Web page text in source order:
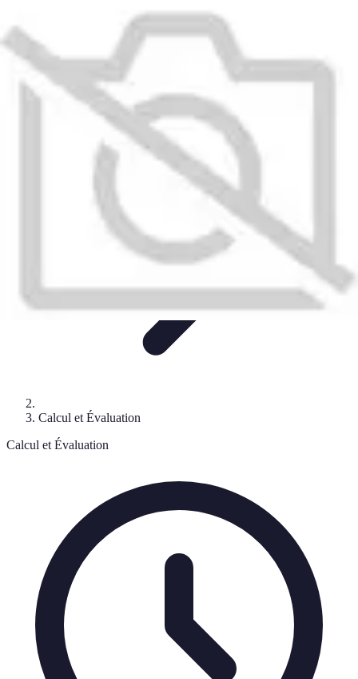
Outils et simulateurs
Calcul de Rachat
optimisation
Astuce et Conseils
Calculez Votre Rachat
Calcul et Évaluation
Calcul et Évaluation